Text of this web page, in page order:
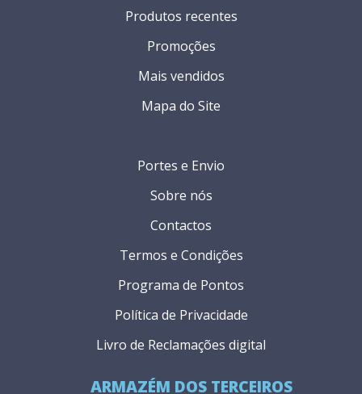
ARMAZÉM DOS TERCEIROS
Portes e Envio
Sobre nós
Contactos
Termos e Condições
Programa de Pontos
Política de Privacidade
Livro de Reclamações digital
Produtos recentes
Promoções
Mais vendidos
Mapa do Site